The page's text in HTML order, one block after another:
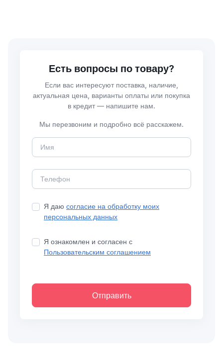
Есть вопросы по товару?
Если вас интересуют поставка, наличие,
актуальная цена, варианты оплаты или покупка
в кредит — напишите нам.
Мы перезвоним и подробно всё расскажем.
Я даю согласие на обработку моих
персональных данных
Я ознакомлен и согласен с
Пользовательским соглашением
Отправить